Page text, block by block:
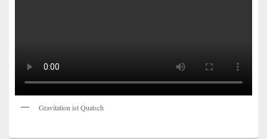
Gravitation ist Quatsch